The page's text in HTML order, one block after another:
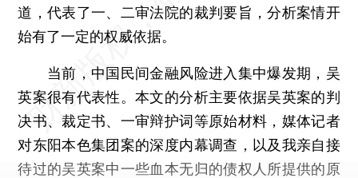
道，代表了一、二审法院的裁判要旨，分析案情开
始有了一定的权威依据。
当前，中国民间金融风险进入集中爆发期，吴
英案很有代表性。本文的分析主要依据吴英案的判
决书、裁定书、一审辩护词等原始材料，媒体记者
对东阳本色集团案的深度内幕调查，以及我亲自接
待过的吴英案中一些血本无归的债权人所提供的原